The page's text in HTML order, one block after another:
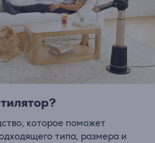
которое поможет
типа, размера и